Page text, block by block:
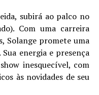
subirá ao palco no
Com uma carreira
Solange promete uma
energia e presença
inesquecível, com
às novidades de seu